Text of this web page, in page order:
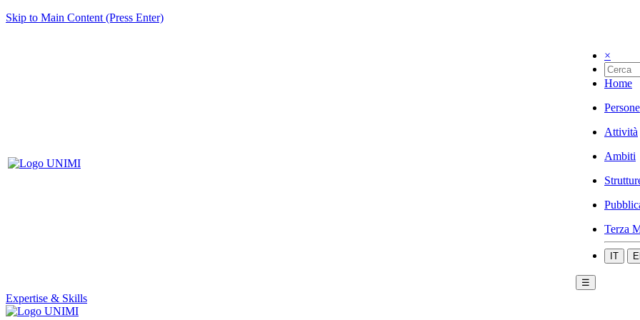
Skip to Main Content (Press Enter)
×
Home
Persone
Attività
Ambiti
Terza
IT
☰
Expertise & Skills